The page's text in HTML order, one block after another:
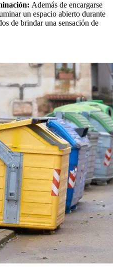
Además de encargarse
un espacio abierto durante
de brindar una sensación de